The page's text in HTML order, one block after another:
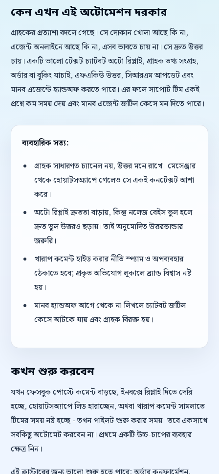
কেন এখন এই অটোমেশন দরকার
গ্রাহকের প্রত্যাশা বদলে গেছে। সে দোকান খোলা আছে কি না,
এজেন্ট অনলাইনে আছে কি না, এসব ভাবতে চায় না। সে দ্রুত উত্তর
চায়। একটি ভালো টেক্সট চ্যাটবট অটো রিপ্লাই, গ্রাহক তথ্য সংগ্রহ,
অর্ডার বা বুকিং যাচাই, এফএকিউ উত্তর, সিআরএম আপডেট এবং
মানব এজেন্টে হ্যান্ডঅফ করতে পারে। এর ফলে সাপোর্ট টিম একই
প্রশ্নে কম সময় দেয় এবং মানব এজেন্ট জটিল কেসে মন দিতে পারে।
ব্যবহারিক সত্য:
গ্রাহক সাধারণত চ্যানেল নয়, উত্তর মনে রাখে। মেসেঞ্জার
থেকে হোয়াটসঅ্যাপে গেলেও সে একই কনটেক্সট আশা
করে।
অটো রিপ্লাই দ্রুততা বাড়ায়, কিন্তু নলেজ বেইস ভুল হলে
দ্রুত ভুল উত্তরও ছড়ায়। তাই অনুমোদিত উত্তরভান্ডার
জরুরি।
খারাপ কমেন্ট হাইড করার নীতি স্প্যাম ও অপব্যবহার
ঠেকাতে হবে; প্রকৃত অভিযোগ লুকালে ব্র্যান্ড বিশ্বাস নষ্ট
হয়।
মানব হ্যান্ডঅফ আগে থেকে না লিখলে চ্যাটবট জটিল
কেসে আটকে যায় এবং গ্রাহক বিরক্ত হয়।
কখন শুরু করবেন
যখন ফেসবুক পোস্টে কমেন্ট বাড়ছে, ইনবক্সে রিপ্লাই দিতে দেরি
হচ্ছে, হোয়াটসঅ্যাপে লিড হারাচ্ছেন, অথবা খারাপ কমেন্ট সামলাতে
টিমের সময় নষ্ট হচ্ছে - তখন পাইলট শুরু করার সময়। তবে একসাথে
সবকিছু অটোমেট করবেন না। প্রথমে একটি উচ্চ-চাপের ব্যবহার
ক্ষেত্র নিন।